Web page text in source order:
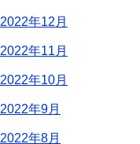
2022年12月
2022年11月
2022年10月
2022年9月
2022年8月